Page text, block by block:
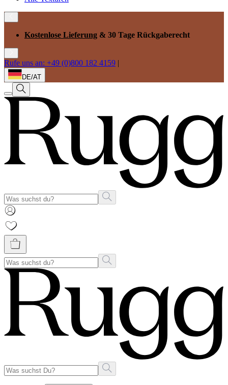
Kostenlose Lieferung & 30 Tage Rückgaberecht
Rufe uns an: +49 (0)800 182 4159 |
DE/AT